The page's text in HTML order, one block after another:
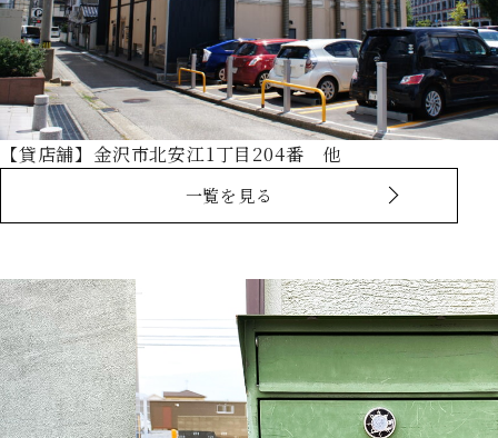
【貸店舗】金沢市北安江1丁目204番 他
一覧を見る